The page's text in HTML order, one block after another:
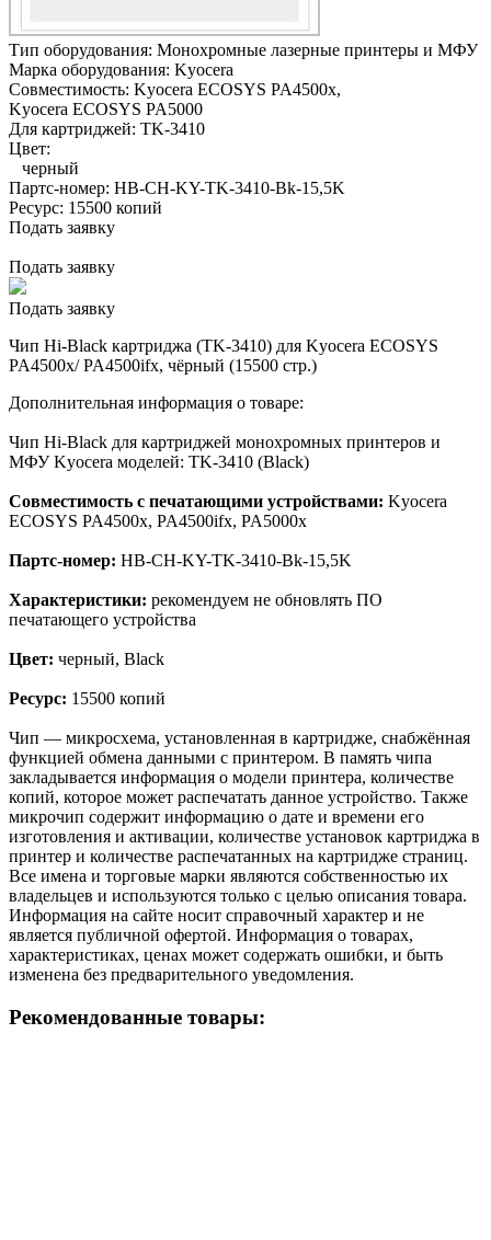
Тип оборудования: Монохромные лазерные принтеры и МФУ
Марка оборудования: Kyocera
Совместимость: Kyocera ECOSYS PA4500x,
Kyocera ECOSYS PA5000
Для картриджей: TK-3410
Цвет:
черный
Партс-номер: HB-CH-KY-TK-3410-Bk-15,5K
Ресурс: 15500 копий
Подать заявку
Подать заявку
Подать заявку
Чип Hi-Black картриджа (TK-3410) для Kyocera ECOSYS
PA4500x/ PA4500ifx, чёрный (15500 стр.)
Дополнительная информация о товаре:
Чип Hi-Black для картриджей монохромных принтеров и
МФУ Kyocera моделей: TK-3410 (Black)
Совместимость с печатающими устройствами: Kyocera
ECOSYS PA4500x, PA4500ifx, PA5000x
Партс-номер: HB-CH-KY-TK-3410-Bk-15,5K
Характеристики: рекомендуем не обновлять ПО
печатающего устройства
Цвет: черный, Black
Ресурс: 15500 копий
Чип — микросхема, установленная в картридже, снабжённая
функцией обмена данными с принтером. В память чипа
закладывается информация о модели принтера, количестве
копий, которое может распечатать данное устройство. Также
микрочип содержит информацию о дате и времени его
изготовления и активации, количестве установок картриджа в
принтер и количестве распечатанных на картридже страниц.
Все имена и торговые марки являются собственностью их
владельцев и используются только с целью описания товара.
Информация на сайте носит справочный характер и не
является публичной офертой. Информация о товарах,
характеристиках, ценах может содержать ошибки, и быть
изменена без предварительного уведомления.
Рекомендованные товары: